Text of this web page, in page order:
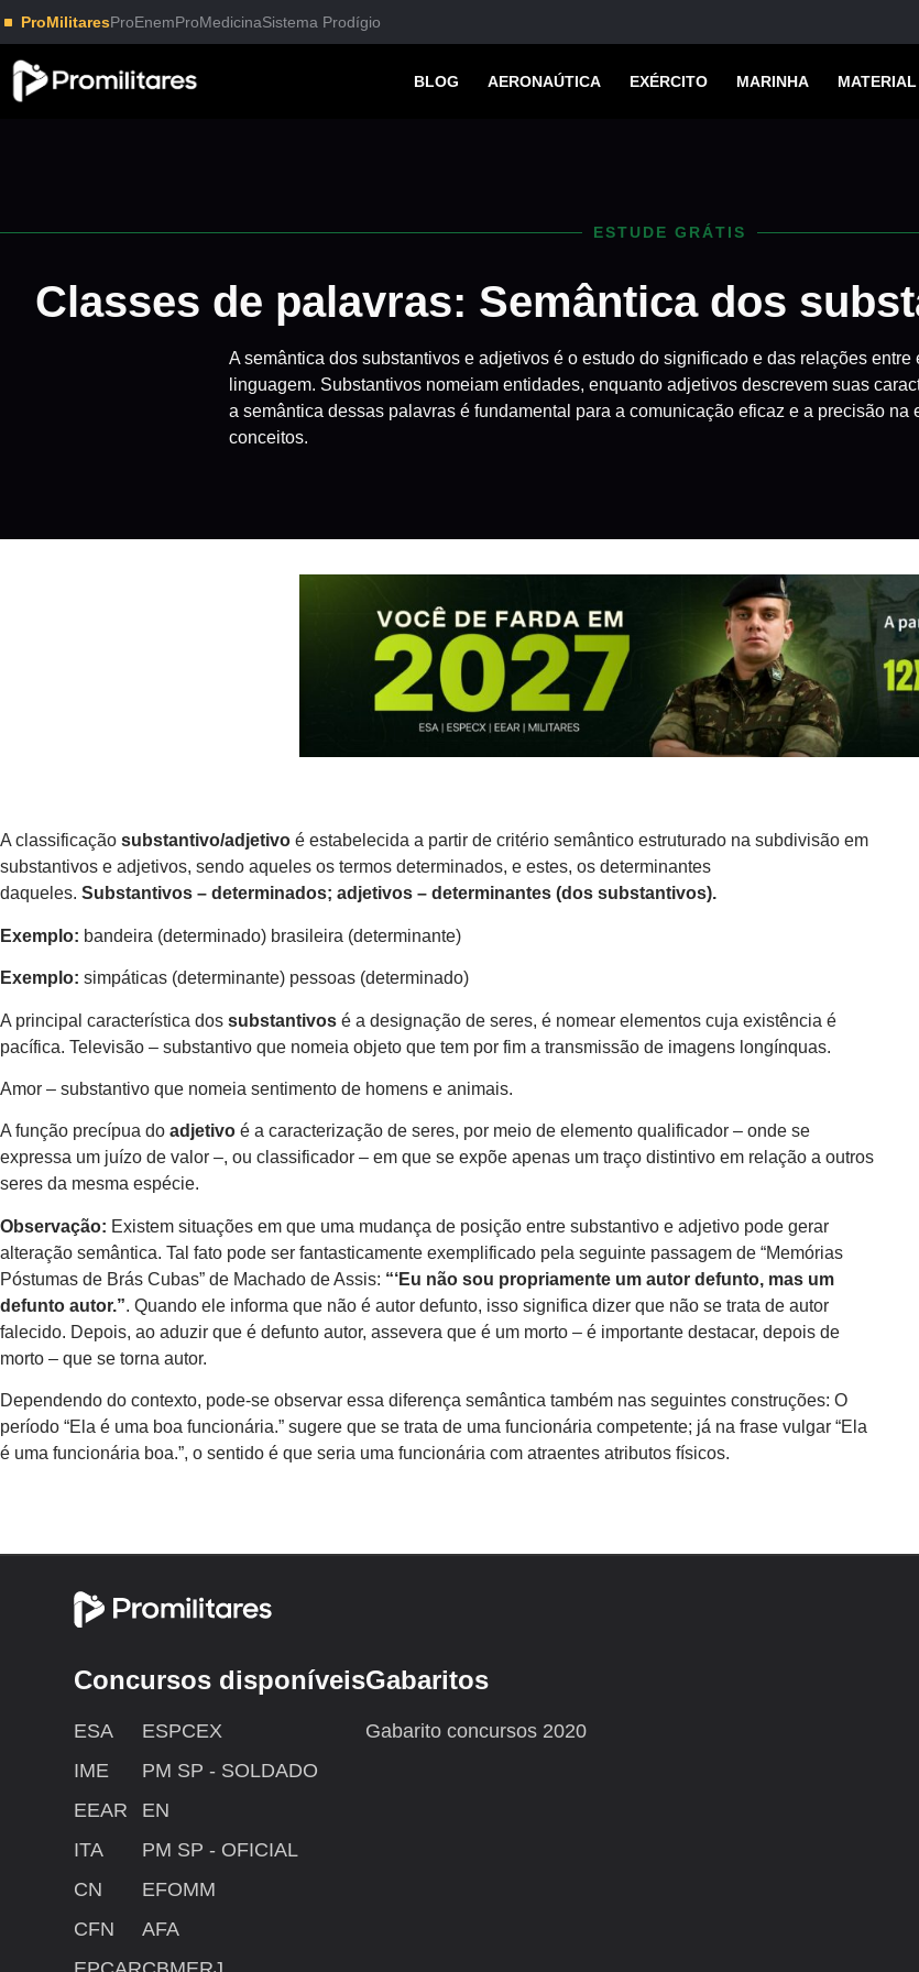
ProMilitaresProEnemProMedicinaSistema Prodígio
BLOG AERONAÚTICA EXÉRCITO MARINHA
ESTUDE GRÁTIS
Classes de palavras: Semântica dos
A semântica dos substantivos e adjetivos é o estudo do significado e das relações entre
linguagem. Substantivos nomeiam entidades, enquanto adjetivos descrevem suas
a semântica dessas palavras é fundamental para a comunicação eficaz e a precisão na
conceitos.
A classificação substantivo/adjetivo é estabelecida a partir de critério semântico estruturado na subdivisão em
substantivos e adjetivos, sendo aqueles os termos determinados, e estes, os determinantes
daqueles. Substantivos – determinados; adjetivos – determinantes (dos substantivos).
Exemplo: bandeira (determinado) brasileira (determinante)
Exemplo: simpáticas (determinante) pessoas (determinado)
A principal característica dos substantivos é a designação de seres, é nomear elementos cuja existência é
pacífica. Televisão – substantivo que nomeia objeto que tem por fim a transmissão de imagens longínquas.
Amor – substantivo que nomeia sentimento de homens e animais.
A função precípua do adjetivo é a caracterização de seres, por meio de elemento qualificador – onde se
expressa um juízo de valor –, ou classificador – em que se expõe apenas um traço distintivo em relação a outros
seres da mesma espécie.
Observação: Existem situações em que uma mudança de posição entre substantivo e adjetivo pode gerar
alteração semântica. Tal fato pode ser fantasticamente exemplificado pela seguinte passagem de “Memórias
Póstumas de Brás Cubas” de Machado de Assis: “‘Eu não sou propriamente um autor defunto, mas um
defunto autor.”. Quando ele informa que não é autor defunto, isso significa dizer que não se trata de autor
falecido. Depois, ao aduzir que é defunto autor, assevera que é um morto – é importante destacar, depois de
morto – que se torna autor.
Dependendo do contexto, pode-se observar essa diferença semântica também nas seguintes construções: O
período “Ela é uma boa funcionária.” sugere que se trata de uma funcionária competente; já na frase vulgar “Ela
é uma funcionária boa.”, o sentido é que seria uma funcionária com atraentes atributos físicos.
Concursos disponíveis
ESA
IME
EEAR
ITA
CN
CFN
ESPCEX
PM SP - SOLDADO
EN
PM SP - OFICIAL
EFOMM
AFA
Gabaritos
Gabarito concursos 2020